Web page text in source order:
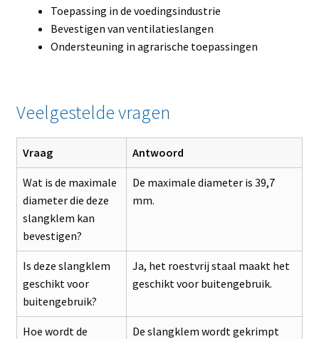
Toepassing in de voedingsindustrie
Bevestigen van ventilatieslangen
Ondersteuning in agrarische toepassingen
Veelgestelde vragen
Vraag Antwoord
Wat is de maximale
diameter die deze
slangklem kan
bevestigen?
De maximale diameter is 39,7
mm.
Is deze slangklem
geschikt voor
buitengebruik?
Ja, het roestvrij staal maakt het
geschikt voor buitengebruik.
Hoe wordt de
De slangklem wordt gekrimpt